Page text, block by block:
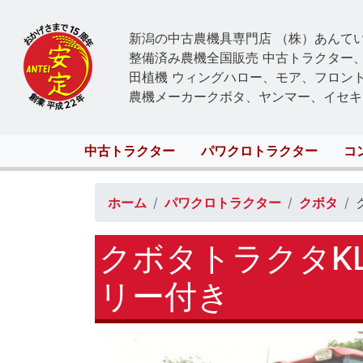
新潟の中古農機具専門店 （株）あんて
整備済み農機全国販売 中古トラクター
田植機 ウィングハロー、モア、フロン
農機メーカークボタ、ヤンマー、イセ
Main
navigation
中古トラクター パワクロトラクター コ
ホーム パワクロトラクター クボタ
クボタトラクタ
リー付き